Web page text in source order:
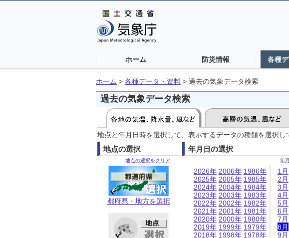
ホーム 防災情報 各種
ホーム > 各種データ・資料 > 過去の気象データ検索
過去の気象データ検索
地点と年月日時を選択して、表示するデータの種類を選択し
地点の選択
地点の選択をクリア
都府県・地方を選択
年月日の選択
年
2026年
2025年
2024年
2023年
2022年
2021年
2020年
2019年
2018年
2006年
2005年
2004年
2003年
2002年
2001年
2000年
1999年
1998年
1986年
1985年
1984年
1983年
1982年
1981年
1980年
1979年
1978年
1月
2月
3月
4月
5月
6月
7月
8月
9月